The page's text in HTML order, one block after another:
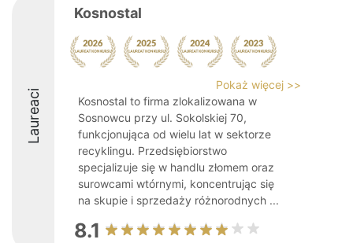
Laureaci
Kosnostal
Pokaż więcej >>
Kosnostal to firma zlokalizowana w
Sosnowcu przy ul. Sokolskiej 70,
funkcjonująca od wielu lat w sektorze
recyklingu. Przedsiębiorstwo
specjalizuje się w handlu złomem oraz
surowcami wtórnymi, koncentrując się
na skupie i sprzedaży różnorodnych ...
8.1